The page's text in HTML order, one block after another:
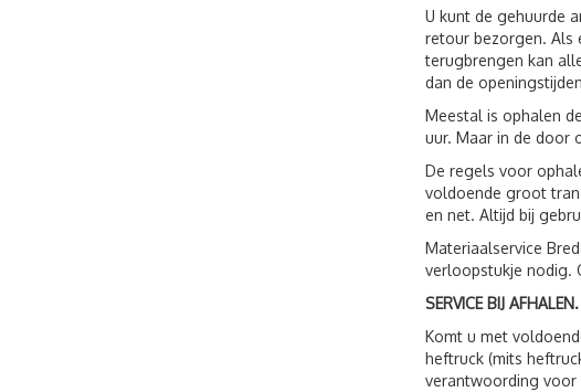
U kunt de gehuurde
retour bezorgen. Als
terugbrengen kan
dan de
Meestal is ophalen
uur. Maar in de door
De regels voor
voldoende groot
en net. Altijd bij
Materiaalservice
verloopstukje nodig.
SERVICE BIJ AFHALEN.
Komt u met
heftruck (mits
verantwoording voor